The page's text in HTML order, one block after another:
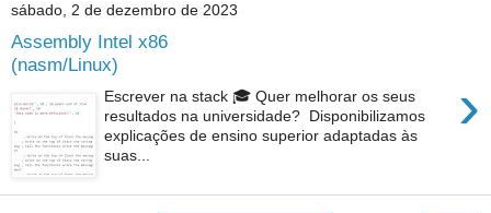
sábado, 2 de dezembro de 2023
Assembly Intel x86
(nasm/Linux)
›
Escrever na stack 🎓 Quer melhorar os seus
resultados na universidade? Disponibilizamos
explicações de ensino superior adaptadas às
suas...